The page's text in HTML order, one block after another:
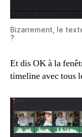
Bizarrement, le
?
Et dis OK à la
timeline avec tous